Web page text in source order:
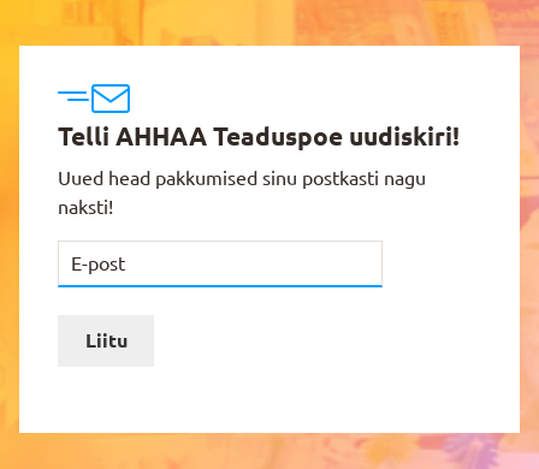
Telli AHHAA Teaduspoe uudiskiri!
Uued head pakkumised sinu postkasti nagu
naksti!
Liitu